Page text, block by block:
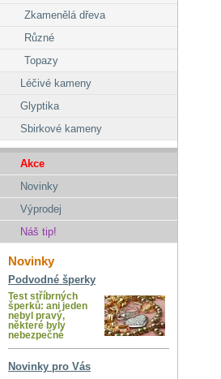
Zkamenělá dřeva
Různé
Topazy
Léčivé kameny
Glyptika
Sbirkové kameny
Akce
Novinky
Výprodej
Náš tip!
Novinky
Podvodné šperky
Test stříbrných
šperků: ani jeden
nebyl pravý,
některé byly
nebezpečné
Novinky pro Vás